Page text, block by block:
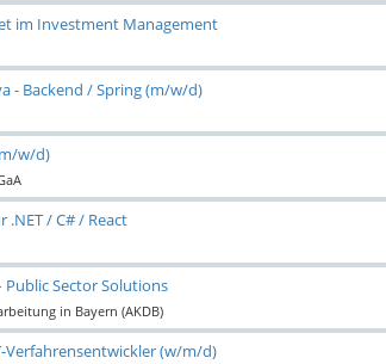
im Investment Management
- Backend / Spring (m/w/d)
w/d)
/ C# / React
Sector Solutions
in Bayern (AKDB)
Verfahrensentwickler (w/m/d)